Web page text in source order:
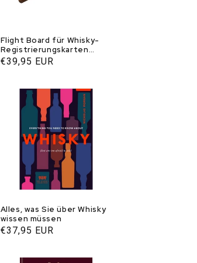
Flight Board für Whisky-
Registrierungskarten
(ohne Karten) - 33 Books
Normaler
€39,95 EUR
Alles, was Sie über Whisky
wissen müssen
Normaler
€37,95 EUR